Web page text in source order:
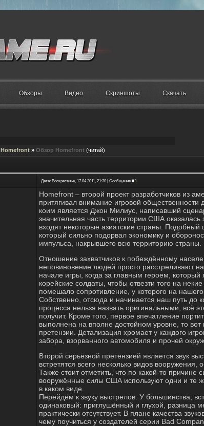
Обзоры Видео Скриншоты Скачать
Homefront » Обзор Homefront (читай)
Дата: Воскресенье, 17.04.2011, 21:30 | Сообщение #1
Homefront – второй проект разработчиков из
притягивал внимание игровой
коим является Джон Милиус, написавший
значительная часть территории США
входят некоторые азиатские страны. Подобный
который сильно подорвал экономику и
импульса, накрывшего всю территорию страны.
Отношение захватчиков к побеждённому
неповиновение людей просто расстреливают
начале игры, когда за главным героем,
корейские солдаты, чтобы отвезти того на
помешало сопротивление, у которого на
Собственно, отсюда и начинается наш путь до
процесса нельзя назвать оригинальными,
получит. Кроме того, первое впечатление
выполнена на вполне достойном уровне, то вот
претензии. Детализация хромает у каждого
забора, взорванного автомобиля и прочей
Второй серьёзной претензией является звук
встретятся всего несколько видов
Также стоит отметить, что по какой-то
вооружённые силы США используют одни и те
в каком виде.
Перейдём к звуку выстрелов. У большинства,
одинаковый: приглушённый и глухой, разница
практически отсутствует. В плане качества
чему поучиться у создателей серии Bad